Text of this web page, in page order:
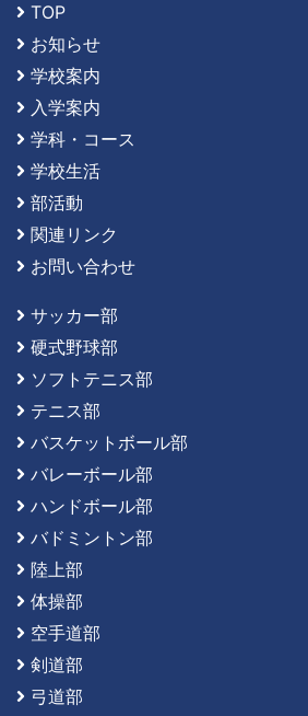
TOP
お知らせ
学校案内
入学案内
学科・コース
学校生活
部活動
関連リンク
お問い合わせ
サッカー部
硬式野球部
ソフトテニス部
テニス部
バスケットボール部
バレーボール部
ハンドボール部
バドミントン部
陸上部
体操部
空手道部
剣道部
弓道部